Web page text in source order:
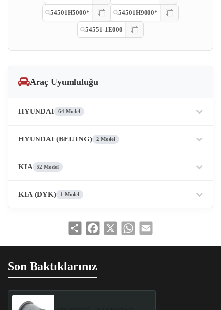
54501H5000* 54501H9000*
54551-1E000
Araç Uyumluluğu
HYUNDAI 64 Model
HYUNDAI (BEIJING) 2 Model
KIA 62 Model
KIA (DYK) 1 Model
Share Facebook WhatsApp
Son Baktıklarınız